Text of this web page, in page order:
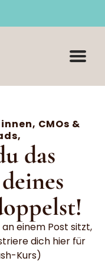
CMOs &
das
einem Post sitzt,
dich hier für
Kurs)